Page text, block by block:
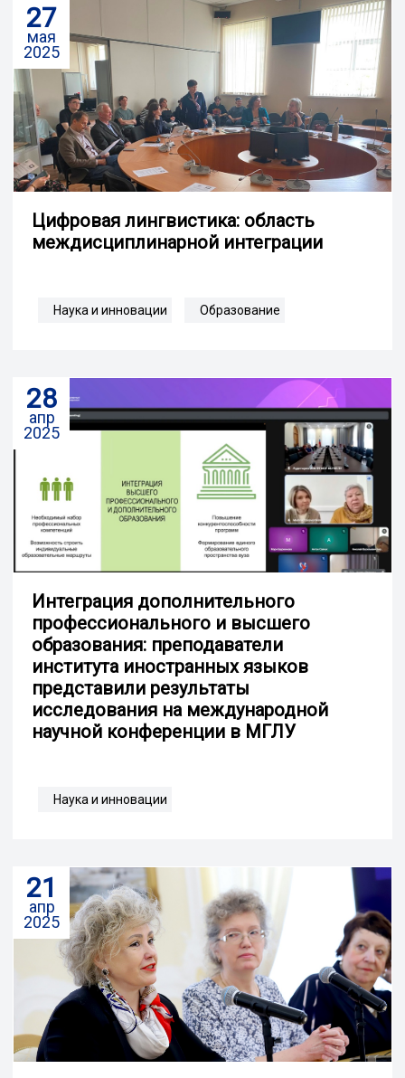
27
мая
2025
Цифровая лингвистика: область
междисциплинарной интеграции
Наука и инновации Образование
28
апр
2025
Интеграция дополнительного
профессионального и высшего
образования: преподаватели
института иностранных языков
представили результаты
исследования на международной
научной конференции в МГЛУ
Наука и инновации
21
апр
2025